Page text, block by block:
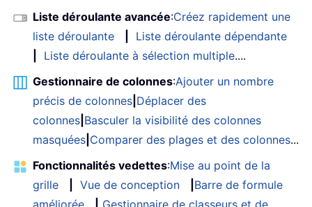
Liste déroulante avancée:Créez rapidement une
liste déroulante
Liste déroulante dépendante
Liste déroulante à sélection multiple....
Gestionnaire de colonnes:Ajouter un nombre
précis de colonnes Déplacer des
colonnes Basculer la visibilité des colonnes
masquées Comparer des plages et des colonnes...
Fonctionnalités vedettes:Mise au point de la
grille
Vue de conception
Barre de formule